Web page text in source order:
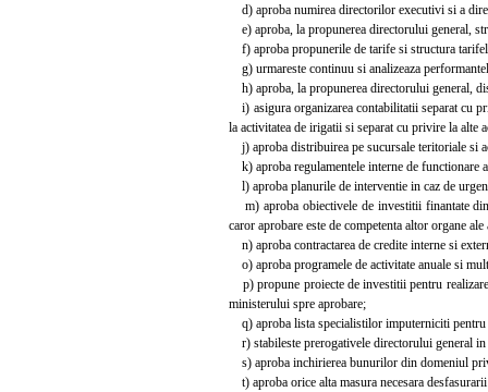
d) aproba numirea directorilor executivi si a
e) aproba, la propunerea directorului general,
f) aproba propunerile de tarife si structura
g) urmareste continuu si analizeaza
h) aproba, la propunerea directorului general,
i) asigura organizarea contabilitatii separat cu
la activitatea de irigatii si separat cu privire la alte
j) aproba distribuirea pe sucursale teritoriale si
k) aproba regulamentele interne de functionare
l) aproba planurile de interventie in caz de
m) aproba obiectivele de investitii finantate
caror aprobare este de competenta altor organe
n) aproba contractarea de credite interne si
o) aproba programele de activitate anuale si
p) propune proiecte de investitii pentru
ministerului spre aprobare;
q) aproba lista specialistilor imputerniciti
r) stabileste prerogativele directorului general
s) aproba inchirierea bunurilor din domeniul
t) aproba orice alta masura necesara